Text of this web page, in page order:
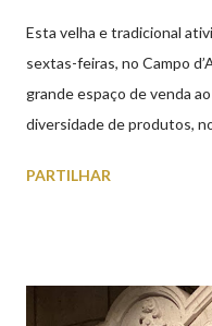
Esta velha e tradicional
sextas-feiras, no Campo
grande espaço de venda
diversidade de produtos,
cobres entre muitos
(2019.10.25) Feira
PARTILHAR